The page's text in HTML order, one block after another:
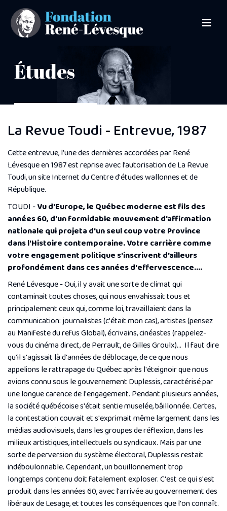
Crédit photo : Yousuf Karsh
Études
La Revue Toudi - Entrevue, 1987
Cette entrevue, l’une des dernières accordées par René
Lévesque en 1987 est reprise avec l’autorisation de La Revue
Toudi, un site Internet du Centre d'études wallonnes et de
République.
TOUDI -Vu d'Europe, le Québec moderne est fils des
années 60, d'un formidable mouvement d'affirmation
nationale qui projeta d'un seul coup votre Province
dans l'Histoire contemporaine. Votre carrière comme
votre engagement politique s'inscrivent d'ailleurs
profondément dans ces années d'effervescence....
René Lévesque - Oui, il y avait une sorte de climat qui
contaminait toutes choses, qui nous envahissait tous et
principalement ceux qui, comme loi, travaillaient dans la
communication: journalistes (c'était mon cas), artistes (pensez
auManifeste du refus Global), écrivains, cinéastes (rappelez-
vous du cinéma direct, de Perrault, de Gilles Groulx)... Il faut dire
qu'il s'agissait là d'années de déblocage, de ce que nous
appelions le rattrapage du Québec après l'éteignoir que nous
avions connu sous le gouvernement Duplessis, caractérisé par
une longue carence de l'engagement. Pendant plusieurs années,
la société québécoise s'était sentie muselée, bâillonnée. Certes,
la contestation couvait et s'exprimait même largement dans les
médias audiovisuels, dans les groupes de réflexion, dans les
milieux artistiques, intellectuels ou syndicaux. Mais par une
sorte de perversion du système électoral, Duplessis restait
indéboulonnable. Cependant, un bouillonnement trop
longtemps contenu doit fatalement exploser. C'est ce qui s'est
produit dans les années 60, avec l'arrivée au gouvernement des
libéraux de Lesage, et toutes les conséquences que l'on connaît.